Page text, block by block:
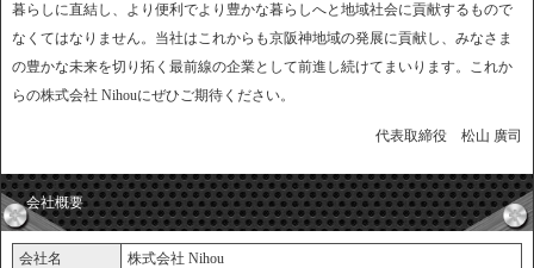
暮らしに直結し、より便利でより豊かな暮らしへと地域社会に貢献するもので
なくてはなりません。当社はこれからも京阪神地域の発展に貢献し、みなさま
の豊かな未来を切り拓く最前線の企業として前進し続けてまいります。これか
らの株式会社 Nihouにぜひご期待ください。
代表取締役 松山 廣司
会社概要
会社名
株式会社 Nihou